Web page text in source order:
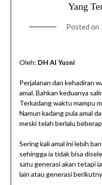
Yang
Posted on
Oleh: DH Al Yusni
Perjalanan dan kehadiran
amal. Bahkan keduanya
Terkadang waktu mampu
Namun kadang pula amal
meski telah berlalu
Sering kali amal ini lebih
sehingga ia tidak bisa
satu generasi akan tetapi
lain atau generasi